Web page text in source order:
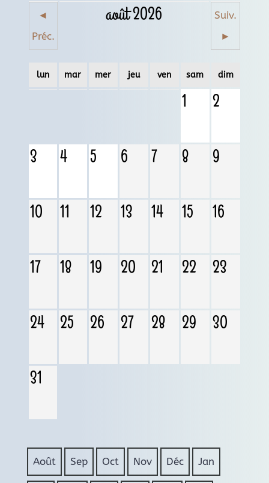
◄
Préc.
août 2026
Suiv.
►
lun mar mer jeu ven sam dim
1 2
3 4 5 6 7 8 9
10 11 12 13 14 15 16
17 18 19 20 21 22 23
24 25 26 27 28 29 30
31
Août Sep Oct Nov Déc Jan